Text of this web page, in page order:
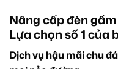
Nâng cấp đèn
Lựa chọn số 1 của
Dịch vụ hậu mãi chu